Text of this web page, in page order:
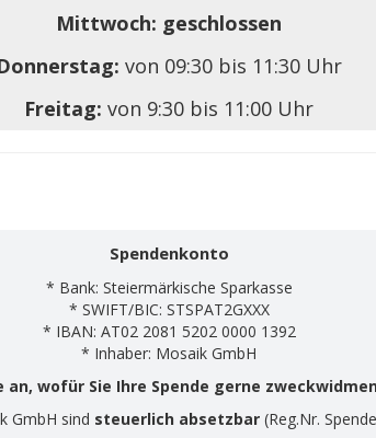
Mittwoch: geschlossen
von 09:30 bis 11:30 Uhr
Freitag: von 9:30 bis 11:00 Uhr
Spendenkonto
* Bank: Steiermärkische Sparkasse
* SWIFT/BIC: STSPAT2GXXX
* IBAN: AT02 2081 5202 0000 1392
* Inhaber: Mosaik GmbH
an, wofür Sie Ihre Spende gerne
GmbH sind steuerlich absetzbar (Reg.Nr.